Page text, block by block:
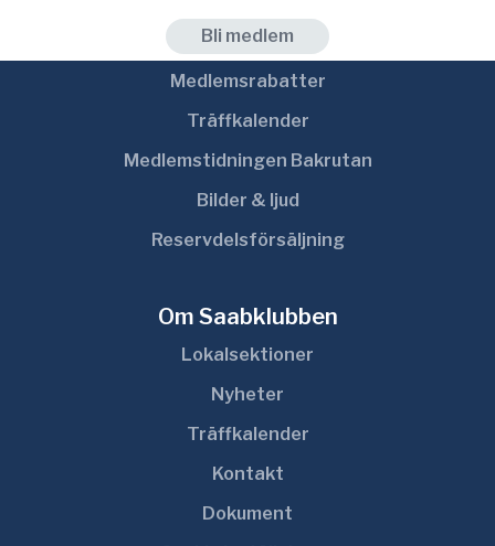
Bli medlem
Medlemsrabatter
Träffkalender
Medlemstidningen Bakrutan
Bilder & ljud
Reservdelsförsäljning
Om Saabklubben
Lokalsektioner
Nyheter
Träffkalender
Kontakt
Dokument